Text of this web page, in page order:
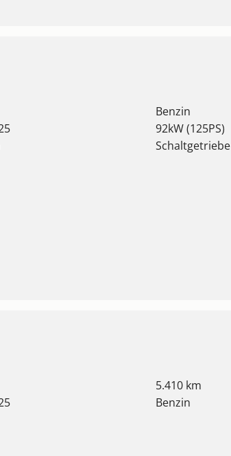
Benzin
92kW (125PS)
Schaltgetriebe
5.410 km
Benzin